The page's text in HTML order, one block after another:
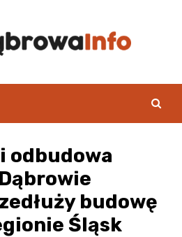
odbudowa
budowę
Śląsk